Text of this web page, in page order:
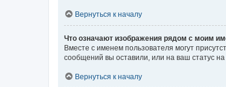
Вернуться к началу
Что означают изображения рядом с моим
Вместе с именем пользователя могут
сообщений вы оставили, или на ваш статус
Вернуться к началу